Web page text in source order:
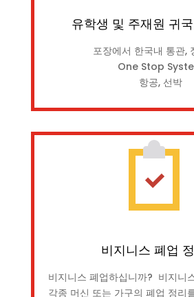
유학생 및 주재원 귀
포장에서 한국내 통관,
One Stop
항공, 선박
비지니스 폐업
비지니스 폐업하십니까? 비지니
각종 머신 또는 가구의 폐업 정리